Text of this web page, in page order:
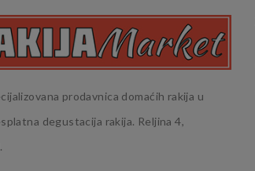
prodavnica domaćih rakija u
degustacija rakija. Reljina 4,